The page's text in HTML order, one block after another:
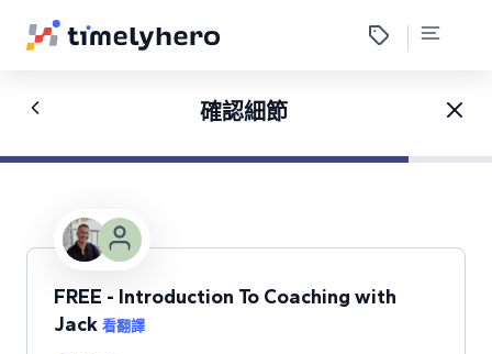
確認細節
FREE - Introduction To Coaching with
Jack 看翻譯